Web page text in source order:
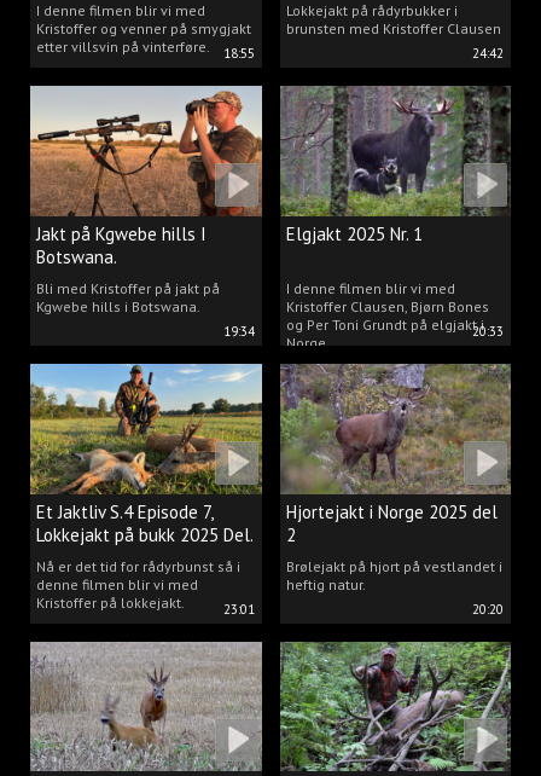
18:55
I denne filmen blir vi med
Kristoffer og venner på smygjakt
etter villsvin på vinterføre.
24:42
Lokkejakt på rådyrbukker i
brunsten med Kristoffer Clausen
19:34
Jakt på Kgwebe hills I
Botswana.
Bli med Kristoffer på jakt på
Kgwebe hills i Botswana.
20:33
Elgjakt 2025 Nr. 1
I denne filmen blir vi med
Kristoffer Clausen, Bjørn Bones
og Per Toni Grundt på elgjakt i
Norge.
23:01
Et Jaktliv S.4 Episode 7,
Lokkejakt på bukk 2025 Del.
2
Nå er det tid for rådyrbunst så i
denne filmen blir vi med
Kristoffer på lokkejakt.
20:20
Hjortejakt i Norge 2025 del
2
Brølejakt på hjort på vestlandet i
heftig natur.